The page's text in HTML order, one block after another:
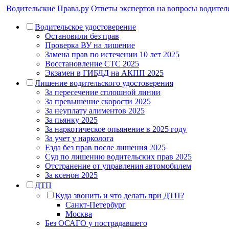
Водительские Права.ру Ответы экспертов на вопросы
Водительское удостоверение
Остановили без прав
Проверка ВУ на лишение
Замена прав по истечении 10 лет 2025
Восстановление СТС 2025
Экзамен в ГИБДД на АКПП 2025
Лишение водительского удостоверения
За пересечение сплошной линии
За превышение скорости 2025
За неуплату алиментов 2025
За пьянку 2025
За наркотическое опьянение в 2025 году
За учет у нарколога
Езда без прав после лишения 2025
Суд по лишению водительских прав 2025
Отстранение от управления автомобилем
За ксенон 2025
ДТП
Куда звонить и что делать при ДТП?
Санкт-Петербург
Москва
Без ОСАГО у пострадавшего